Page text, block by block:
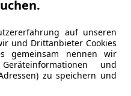
auf unseren
und Drittanbieter Cookies
gemeinsam nennen wir
und
zu speichern und